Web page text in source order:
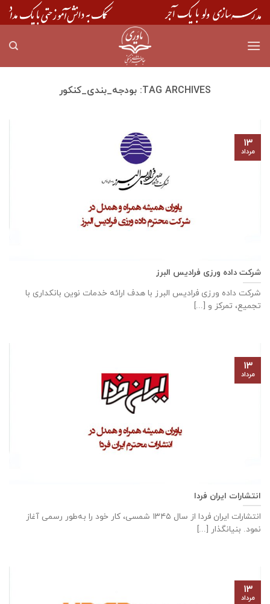
Skip
to
TAG ARCHIVES: بودجه_بندی_کنکور
شرکت داده ورزی فرادیس البرز
شرکت داده ‌ورزی فرادیس البرز با هدف ارائه خدمات نوین بانکداری با
تجمیع، تمرکز و [...]
۱۳
مرداد
انتشارات ایران فردا
انتشارات ایران‌ فردا از سال ۱۳۴۵ شمسی، کار خود را به‌طور رسمی آغاز
نمود. بنیانگذار [...]
۱۳
مرداد
۱۳
مرداد